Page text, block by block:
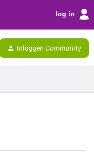
log in
Inloggen Community